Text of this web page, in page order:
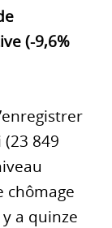
(-9,6%
849
chômage
a quinze